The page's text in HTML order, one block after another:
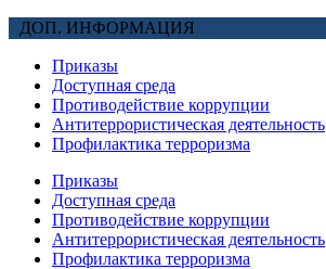
ДОП. ИНФОРМАЦИЯ
Приказы
Доступная среда
Противодействие коррупции
Антитеррористическая деятельность
Профилактика терроризма
Приказы
Доступная среда
Противодействие коррупции
Антитеррористическая деятельность
Профилактика терроризма